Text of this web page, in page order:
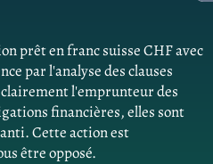
prêt en franc suisse CHF avec
par l'analyse des clauses
l'emprunteur des
financières, elles sont
Cette action est
être opposé.